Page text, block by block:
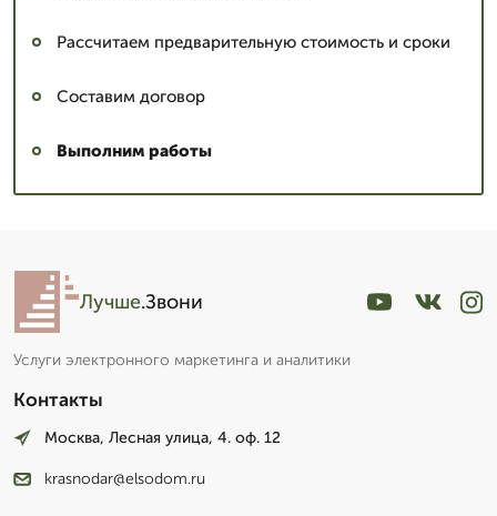
Рассчитаем предварительную стоимость и сроки
Составим договор
Выполним работы
Лучше.Звони
Услуги электронного маркетинга и аналитики
Контакты
Москва, Лесная улица, 4. оф. 12
krasnodar@elsodom.ru